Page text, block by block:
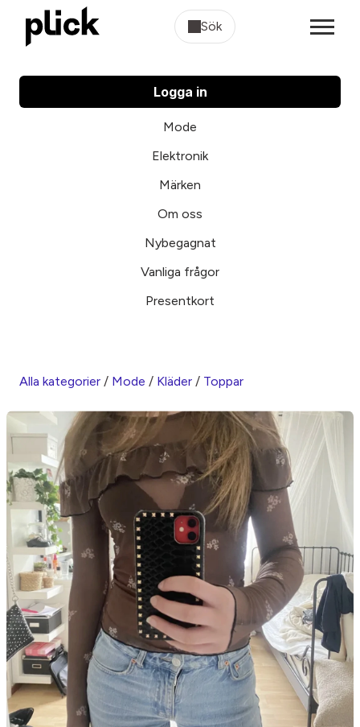
Sök
Logga in
Mode
Elektronik
Märken
Om oss
Nybegagnat
Vanliga frågor
Presentkort
Alla kategorier / Mode / Kläder / Toppar